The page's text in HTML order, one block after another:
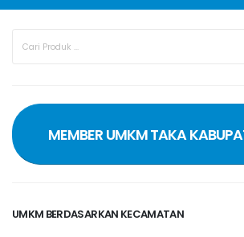
MEMBER UMKM TAKA
UMKM BERDASARKAN KECAMATAN